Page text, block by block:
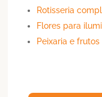
Rotisseria
Flores para
Peixaria e